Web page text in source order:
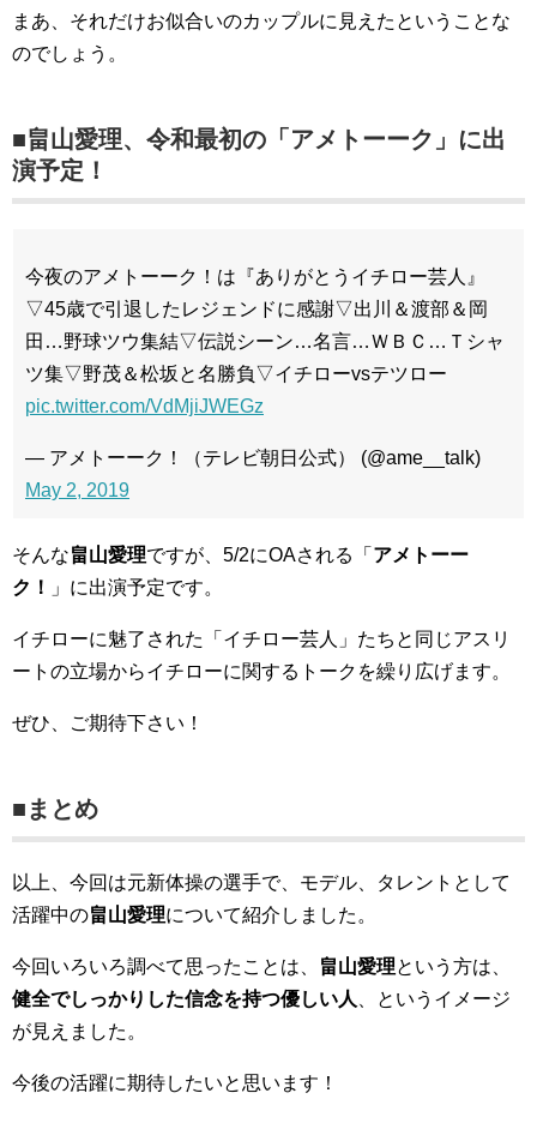
まあ、それだけお似合いのカップルに見えたということな
のでしょう。
■畠山愛理、令和最初の「アメトーーク」に出
演予定！
今夜のアメトーーク！は『ありがとうイチロー芸人』
▽45歳で引退したレジェンドに感謝▽出川＆渡部＆岡
田…野球ツウ集結▽伝説シーン…名言…ＷＢＣ…Ｔシャ
ツ集▽野茂＆松坂と名勝負▽イチローvsテツロー
pic.twitter.com/VdMjiJWEGz
— アメトーーク！（テレビ朝日公式） (@ame__talk)
May 2, 2019
そんな畠山愛理ですが、5/2にOAされる「 アメトーー
ク！
」に出演予定です。
イチローに魅了された「イチロー芸人」たちと同じアスリ
ートの立場からイチローに関するトークを繰り広げます。
ぜひ、ご期待下さい！
■まとめ
以上、今回は元新体操の選手で、モデル、タレントとして
活躍中の畠山愛理について紹介しました。
今回いろいろ調べて思ったことは、 畠山愛理という方は、
健全でしっかりした信念を持つ優しい人
、というイメージ
が見えました。
今後の活躍に期待したいと思います！